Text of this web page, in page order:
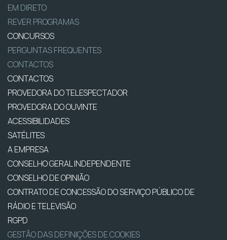
EM DIRETO
REVER PROGRAMAS
CONCURSOS
PERGUNTAS FREQUENTES
CONTACTOS
CONTACTOS
PROVEDORA DO TELESPECTADOR
PROVEDORA DO OUVINTE
ACESSIBILIDADES
SATÉLITES
A EMPRESA
CONSELHO GERAL INDEPENDENTE
CONSELHO DE OPINIÃO
CONTRATO DE CONCESSÃO DO SERVIÇO PÚBLICO DE
RÁDIO E TELEVISÃO
RGPD
GESTÃO DAS DEFINIÇÕES DE COOKIES